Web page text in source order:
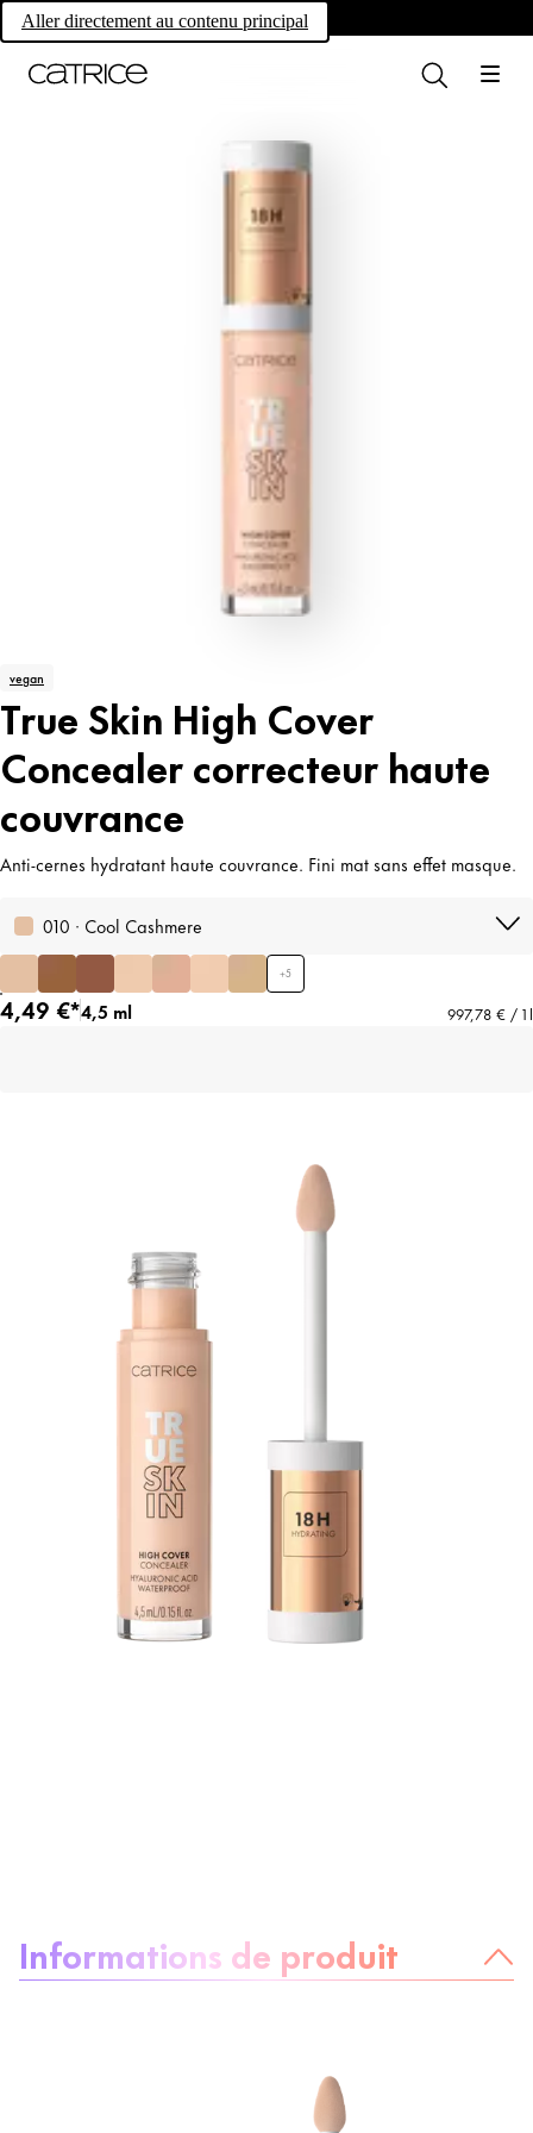
Aller directement au contenu principal
Own your magic.
vegan
True Skin High Cover
Concealer correcteur haute
couvrance
Anti-cernes hydratant haute couvrance. Fini mat sans effet masque.
010 · Cool Cashmere
+5
4,49 €*4,5 ml 997,78 € / 1 l
Informations de produit